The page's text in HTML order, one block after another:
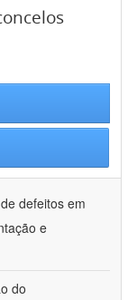
defeitos em
e
do